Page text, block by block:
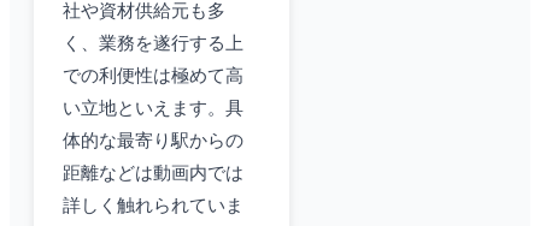
社や資材供給元も多
く、業務を遂行する上
での利便性は極めて高
い立地といえます。具
体的な最寄り駅からの
距離などは動画内では
詳しく触れられていま